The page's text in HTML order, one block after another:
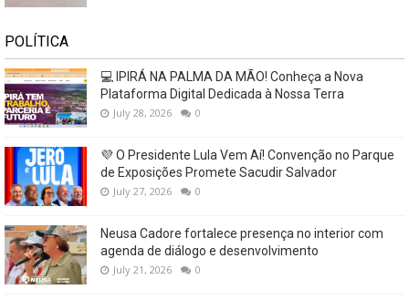
POLÍTICA
💻 IPIRÁ NA PALMA DA MÃO! Conheça a Nova
Plataforma Digital Dedicada à Nossa Terra
July 28, 2026 0
💜 O Presidente Lula Vem Aí! Convenção no Parque
de Exposições Promete Sacudir Salvador
July 27, 2026 0
Neusa Cadore fortalece presença no interior com
agenda de diálogo e desenvolvimento
July 21, 2026 0